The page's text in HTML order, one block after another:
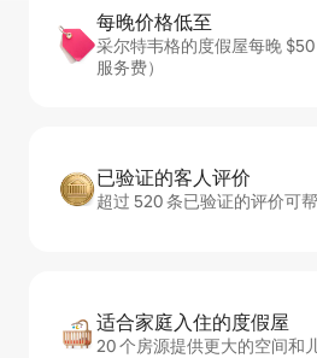
每晚价格低至
采尔特韦格的度假屋每晚
服务费）
已验证的客人评价
超过 520 条已验证的评价可
适合家庭入住的度假屋
20 个房源提供更大的空间和